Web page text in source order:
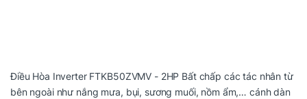
Điều Hòa Inverter FTKB50ZVMV - 2HP Bất chấp các tác nhân từ
bên ngoài như nắng mưa, bụi, sương muối, nồm ẩm,… cánh dàn